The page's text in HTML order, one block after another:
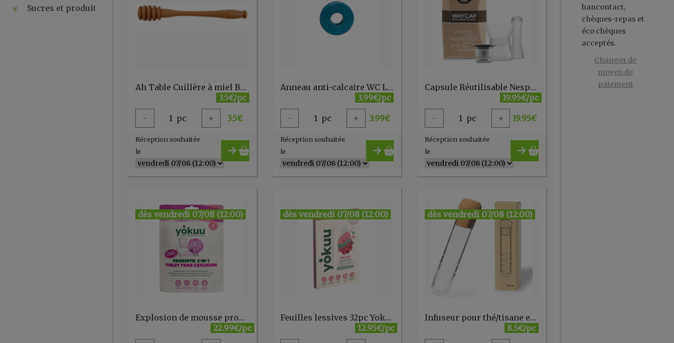
Sucres et produits de la ruche
Ah Table Cuillère à miel Buis
3.5€/pc
- 1 pc + 3.5€
Réception souhaitée
le
Anneau anti-calcaire WC La Droguerie Ecologique
3.99€/pc
- 1 pc + 3.99€
Réception souhaitée
le
Capsule Réutilisable Nespresso Waycap
19.95€/pc
- 1 pc + 19.95€
Réception souhaitée
le
dès vendredi 07/08 (12:00)
Explosion de mousse probiotique 5-en-1 800g Yokuu
22.99€/pc
dès vendredi 07/08 (12:00)
Feuilles lessives 32pc Yokuu
12.95€/pc
dès vendredi 07/08 (12:00)
Infuseur pour thé/tisane en verre
8.5€/pc
bancontact,
chèques-repas et
éco chèques
acceptés.
Changer de
moyen de
paiement